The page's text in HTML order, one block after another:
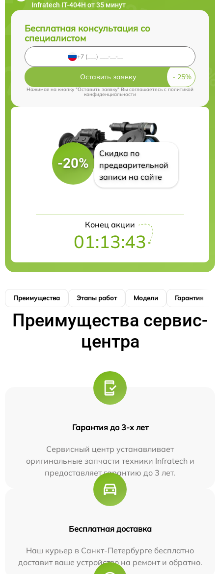
Infratech IT-404H от 35 минут
Бесплатная консультация со
специалистом
Оставить заявку
Нажимая на кнопку "Оставить заявку" Вы соглашаетесь cполитикой
конфиденциальности
-20%
Скидка по
предварительной
записи на сайте
Конец акции
01:13:42
Преимущества Этапы работ Модели Гарантия
Преимущества сервис-
центра
Гарантия до 3-х лет
Сервисный центр устанавливает
оригинальные запчасти техники Infratech и
предоставляет гарантию до 3 лет.
Бесплатная доставка
Наш курьер в Санкт-Петербурге бесплатно
доставит ваше устройство на ремонт и обратно.